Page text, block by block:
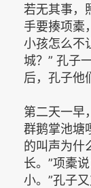
若无其事，
手要揍项橐
小孩怎么不
城？” 孔子
后，孔子他
第二天一早
群鹅掌池塘
的叫声为什
长。”项橐
小。”孔子